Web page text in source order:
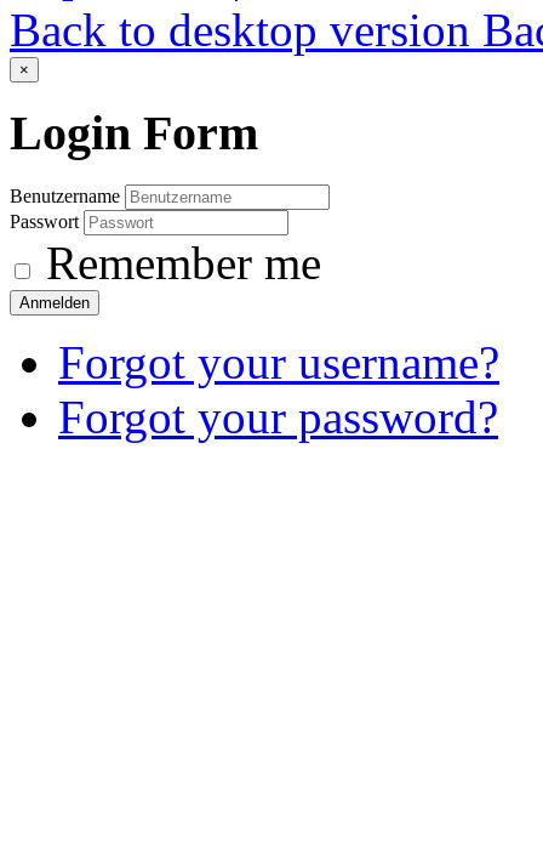
Back to desktop version
×
Login Form
Benutzername
Passwort
Remember me
Anmelden
Forgot your username?
Forgot your password?